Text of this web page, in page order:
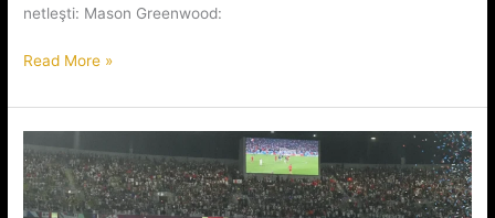
netleşti: Mason Greenwood:
Sarı
Devde
Yeni
Yıldızların
Sırt
Numaraları
Read More »